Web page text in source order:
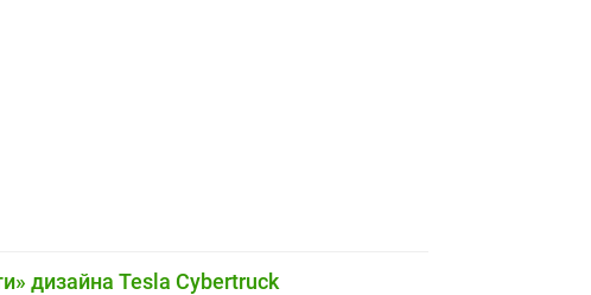
дизайна Tesla Cybertruck